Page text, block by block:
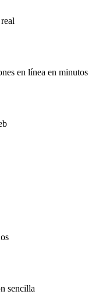
en línea en minutos
sencilla